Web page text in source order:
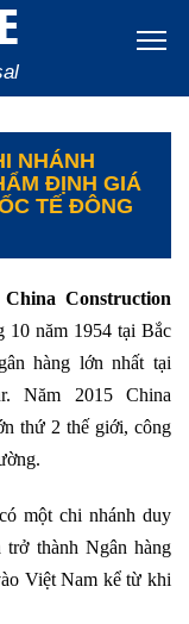
NHÁNH
ĐỊNH GIÁ
TẾ ĐÔNG
Construction
10 năm 1954 tại Bắc
hàng lớn nhất tại
Năm 2015 China
thứ 2 thế giới, công
một chi nhánh duy
thành Ngân hàng
Việt Nam kể từ khi